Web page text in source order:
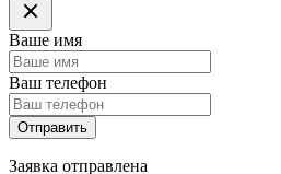
Ваше имя
Ваш телефон
Отправить
Заявка отправлена